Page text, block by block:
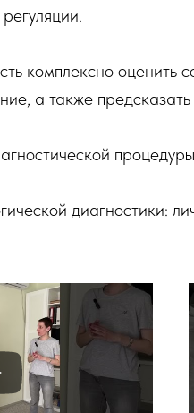
комплексно оценить
а также
диагностики: